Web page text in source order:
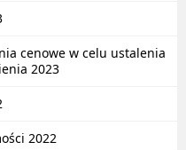
cenowe w celu ustalenia
2023
2022